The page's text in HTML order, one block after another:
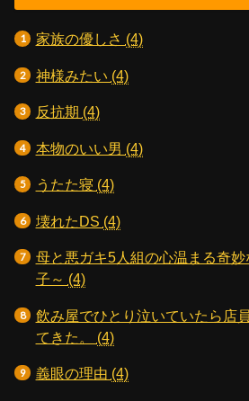
家族の優しさ (4)
神様みたい (4)
反抗期 (4)
本物のいい男 (4)
うたた寝 (4)
壊れたDS (4)
母と悪ガキ5人組の心温まる奇
子～ (4)
飲み屋でひとり泣いていたら店
てきた。 (4)
義眼の理由 (4)